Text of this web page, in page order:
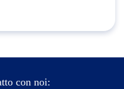
con noi: